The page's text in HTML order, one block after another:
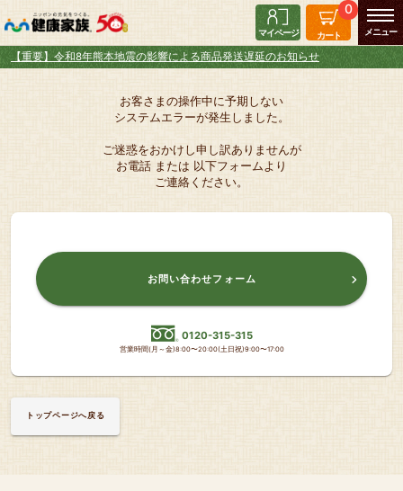
マイページ カート
0
【重要】令和8年熊本地震の影響による商品発送遅延のお知らせ
お客さまの操作中に予期しない
システムエラーが発生しました。
ご迷惑をおかけし申し訳ありませんが
お電話 または 以下フォームより
ご連絡ください。
お問い合わせフォーム
0120-315-315
営業時間(月～金)8:00〜20:00(土日祝)9:00〜17:00
トップページへ戻る